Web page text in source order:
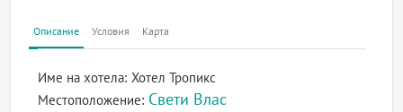
Описание Условия Карта
Име на хотела: Хотел Тропикс
Местоположение: Свети Влас